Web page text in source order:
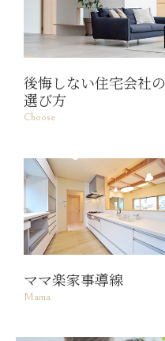
後悔しない住宅会社の
選び方
Choose
ママ楽家事導線
Mama